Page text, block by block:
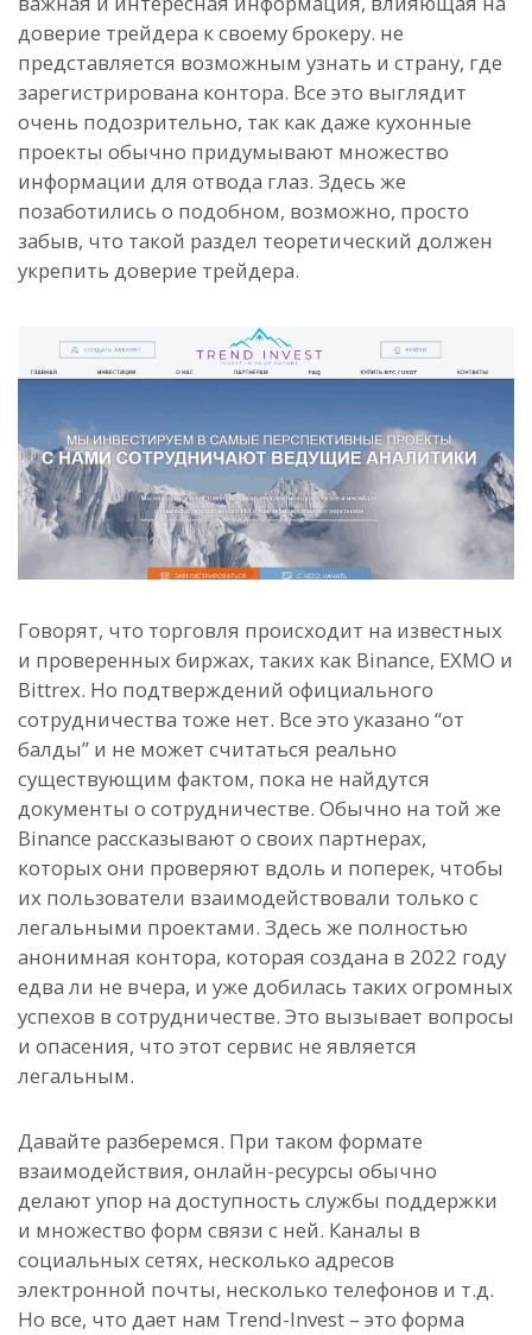
доверие трейдера к своему брокеру. не
представляется возможным узнать и страну, где
зарегистрирована контора. Все это выглядит
очень подозрительно, так как даже кухонные
проекты обычно придумывают множество
информации для отвода глаз. Здесь же
позаботились о подобном, возможно, просто
забыв, что такой раздел теоретический должен
укрепить доверие трейдера.
Говорят, что торговля происходит на известных
и проверенных биржах, таких как Binance, EXMO и
Bittrex. Но подтверждений официального
сотрудничества тоже нет. Все это указано “от
балды” и не может считаться реально
существующим фактом, пока не найдутся
документы о сотрудничестве. Обычно на той же
Binance рассказывают о своих партнерах,
которых они проверяют вдоль и поперек, чтобы
их пользователи взаимодействовали только с
легальными проектами. Здесь же полностью
анонимная контора, которая создана в 2022 году
едва ли не вчера, и уже добилась таких огромных
успехов в сотрудничестве. Это вызывает вопросы
и опасения, что этот сервис не является
легальным.
Давайте разберемся. При таком формате
взаимодействия, онлайн-ресурсы обычно
делают упор на доступность службы поддержки
и множество форм связи с ней. Каналы в
социальных сетях, несколько адресов
электронной почты, несколько телефонов и т.д.
Но все, что дает нам Trend-Invest – это форма